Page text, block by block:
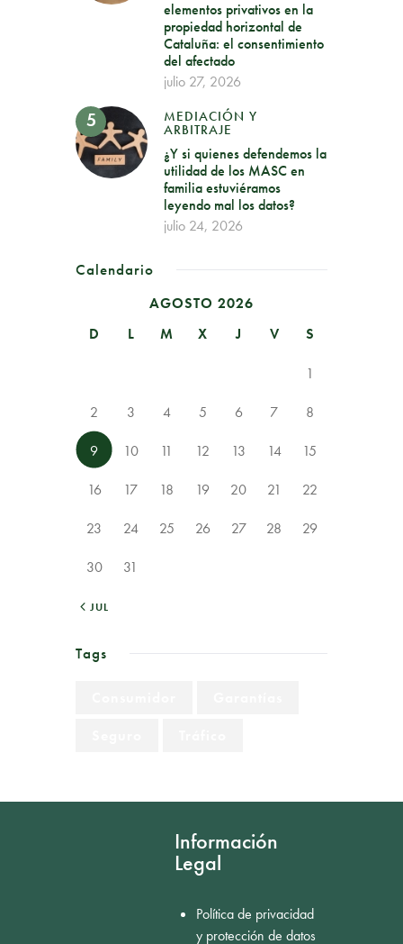
elementos privativos en la
propiedad horizontal de
Cataluña: el consentimiento
del afectado
julio 27, 2026
MEDIACIÓN Y
ARBITRAJE
¿Y si quienes defendemos la
utilidad de los MASC en
familia estuviéramos
leyendo mal los datos?
julio 24, 2026
Calendario
AGOSTO 2026
D
L M X J V S
1
2 3 4 5 6 7 8
9 10 11 12 13 14 15
16 17 18 19 20 21 22
23 24 25 26 27 28 29
30 31
« JUL
Tags
Información
Legal
Política de privacidad
y protección de datos